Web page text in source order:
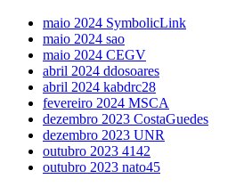
maio 2024 SymbolicLink
maio 2024 sao
maio 2024 CEGV
abril 2024 ddosoares
abril 2024 kabdrc28
fevereiro 2024 MSCA
dezembro 2023 CostaGuedes
dezembro 2023 UNR
outubro 2023 4142
outubro 2023 nato45